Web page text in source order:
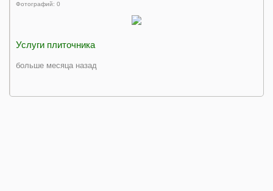
Фотографий: 0
Услуги плиточника
больше месяца назад